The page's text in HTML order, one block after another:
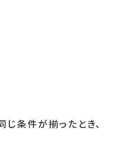
条件が揃ったとき、